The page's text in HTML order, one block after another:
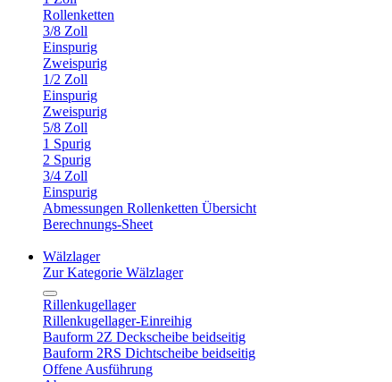
Rollenketten
3/8 Zoll
Einspurig
Zweispurig
1/2 Zoll
Einspurig
Zweispurig
5/8 Zoll
1 Spurig
2 Spurig
3/4 Zoll
Einspurig
Abmessungen Rollenketten Übersicht
Berechnungs-Sheet
Wälzlager
Zur Kategorie Wälzlager
Rillenkugellager
Rillenkugellager-Einreihig
Bauform 2Z Deckscheibe beidseitig
Bauform 2RS Dichtscheibe beidseitig
Offene Ausführung